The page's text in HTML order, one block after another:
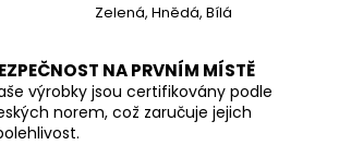
Zelená, Hnědá, Bílá
NA PRVNÍM MÍSTĚ
výrobky jsou certifikovány podle
norem, což zaručuje jejich